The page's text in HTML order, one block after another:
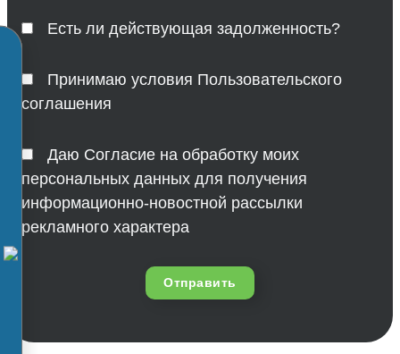
Есть ли действующая задолженность?
Принимаю условия Пользовательского
соглашения
Даю Согласие на обработку моих
персональных данных для получения
информационно-новостной рассылки
рекламного характера
Отправить